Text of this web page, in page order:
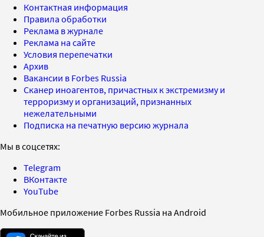
Контактная информация
Правила обработки
Реклама в журнале
Реклама на сайте
Условия перепечатки
Архив
Вакансии в Forbes Russia
Сканер иноагентов, причастных к экстремизму и
терроризму и организаций, признанных
нежелательными
Подписка на печатную версию журнала
Мы в соцсетях:
Telegram
ВКонтакте
YouTube
Мобильное приложение Forbes Russia на Android